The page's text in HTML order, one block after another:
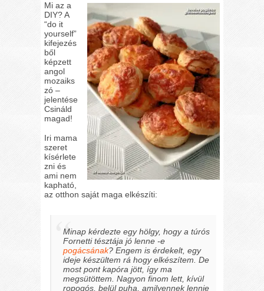
Mi az a
DIY? A
“do it
yourself”
kifejezés
ből
képzett
angol
mozaiks
zó –
jelentése
Csináld
magad!
Iri mama
szeret
kísérlete
zni és
ami nem
kapható,
az otthon saját maga elkészíti:
Minap kérdezte egy hölgy, hogy a túrós
Fornetti tésztája jó lenne -e
pogácsának? Engem is érdekelt, egy
ideje készültem rá hogy elkészítem. De
most pont kapóra jött, így ma
megsütöttem. Nagyon finom lett, kívül
ropogós, belül puha, amilyennek lennie